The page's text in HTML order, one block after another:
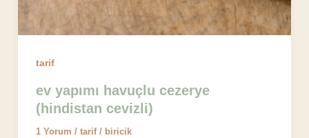
tarif
ev yapımı havuçlu cezerye
(hindistan cevizli)
1 Yorum / tarif/ biricik